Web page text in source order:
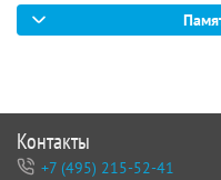
Контакты
+7 (495) 215-52-41